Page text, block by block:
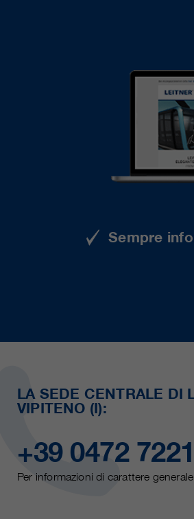
Sempre
LA SEDE CENTRALE DI
VIPITENO (I):
+39 0472
Per informazioni di carattere generale